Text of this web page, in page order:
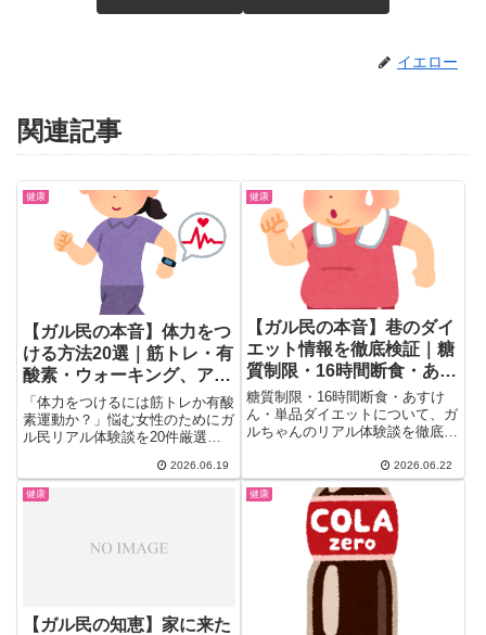
イエロー
関連記事
健康
【ガル民の本音】体力をつ
ける方法20選｜筋トレ・有
酸素・ウォーキング、アラ
フォー女性のリアル体験談
「体力をつけるには筋トレか有酸
素運動か？」悩む女性のためにガ
ル民リアル体験談を20件厳選。
法とは？ウォーキング・スクワッ
ト・踏み台昇降・カーブスまで、
アラフォー・アラフィフ女性の本
レを始めて劇的変化した体験も紹
介します。
2026.06.19
健康
【ガル民の本音】巷のダイ
エット情報を徹底検証｜糖
質制限・16時間断食・あす
けんは本当に効く？
糖質制限・16時間断食・あすけ
ん・単品ダイエットについて、ガ
ルちゃんのリアル体験談を徹底ま
ンドの罠、維持のコツまで、検索
しても出てこない本音を一気にご
紹介。30代40代50代女性の体験
2026.06.22
健康
【ガル民の知恵】家に来た
健康